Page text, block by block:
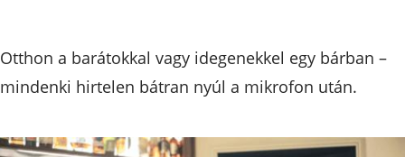
Otthon a barátokkal vagy idegenekkel egy bárban –
mindenki hirtelen bátran nyúl a mikrofon után.